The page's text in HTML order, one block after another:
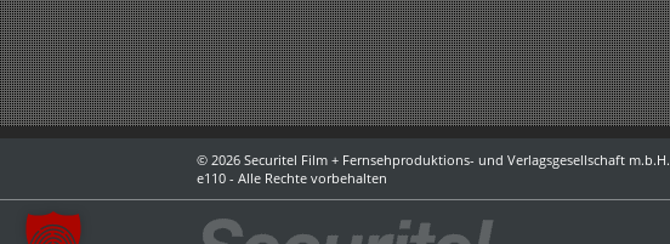
© 2026 Securitel Film + Fernsehproduktions- und Verlagsgesellschaft m.b.H.
e110 - Alle Rechte vorbehalten